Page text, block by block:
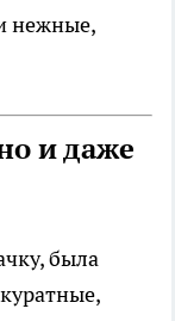
нежные,
и даже
была